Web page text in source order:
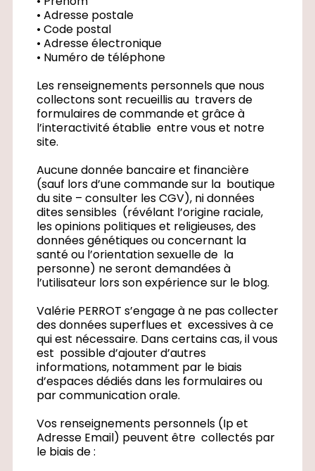
• Adresse postale
• Code postal
• Adresse électronique
• Numéro de téléphone
Les renseignements personnels que nous
collectons sont recueillis au travers de
formulaires de commande et grâce à
l’interactivité établie entre vous et notre
site.
Aucune donnée bancaire et financière
(sauf lors d’une commande sur la boutique
du site – consulter les CGV), ni données
dites sensibles (révélant l’origine raciale,
les opinions politiques et religieuses, des
données génétiques ou concernant la
santé ou l’orientation sexuelle de la
personne) ne seront demandées à
l’utilisateur lors son expérience sur le blog.
Valérie PERROT s’engage à ne pas collecter
des données superflues et excessives à ce
qui est nécessaire. Dans certains cas, il vous
est possible d’ajouter d’autres
informations, notamment par le biais
d’espaces dédiés dans les formulaires ou
par communication orale.
Vos renseignements personnels (Ip et
Adresse Email) peuvent être collectés par
le biais de :